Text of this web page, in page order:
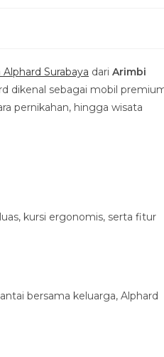
Alphard Surabaya dari Arimbi
dikenal sebagai mobil
pernikahan, hingga wisata
kursi ergonomis, serta fitur
bersama keluarga, Alphard